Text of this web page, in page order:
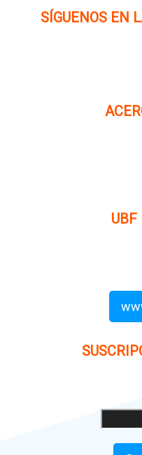
SÍGUENOS EN
UBF